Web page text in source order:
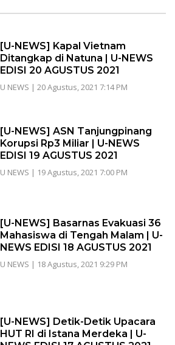
[U-NEWS] Kapal Vietnam
Ditangkap di Natuna | U-NEWS
EDISI 20 AGUSTUS 2021
U NEWS | 20 Agustus, 2021 7:14 PM
[U-NEWS] ASN Tanjungpinang
Korupsi Rp3 Miliar | U-NEWS
EDISI 19 AGUSTUS 2021
U NEWS | 19 Agustus, 2021 7:00 PM
[U-NEWS] Basarnas Evakuasi 36
Mahasiswa di Tengah Malam | U-
NEWS EDISI 18 AGUSTUS 2021
U NEWS | 18 Agustus, 2021 9:29 PM
[U-NEWS] Detik-Detik Upacara
HUT RI di Istana Merdeka | U-